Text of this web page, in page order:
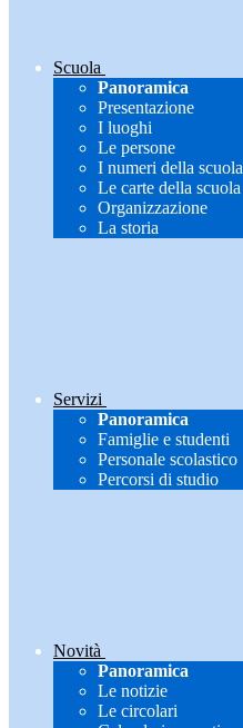
Scuola
Panoramica
Presentazione
I luoghi
Le persone
I numeri della scuola
Le carte della scuola
Organizzazione
La storia
Servizi
Panoramica
Famiglie e studenti
Personale scolastico
Percorsi di studio
Novità
Panoramica
Le notizie
Le circolari